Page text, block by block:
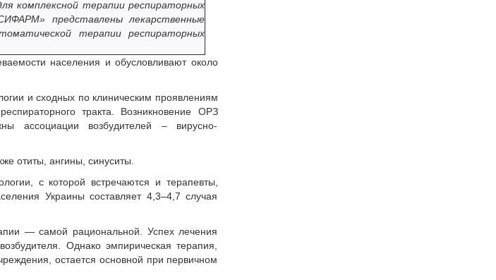
комплексной терапии респираторных
представлены лекарственные
терапии респираторных
населения и обусловливают около
и сходных по клиническим проявлениям
тракта. Возникновение ОРЗ
ассоциации возбудителей – вирусно-
отиты, ангины, синуситы.
с которой встречаются и терапевты,
Украины составляет 4,3–4,7 случая
— самой рациональной. Успех лечения
Однако эмпирическая терапия,
остается основной при первичном